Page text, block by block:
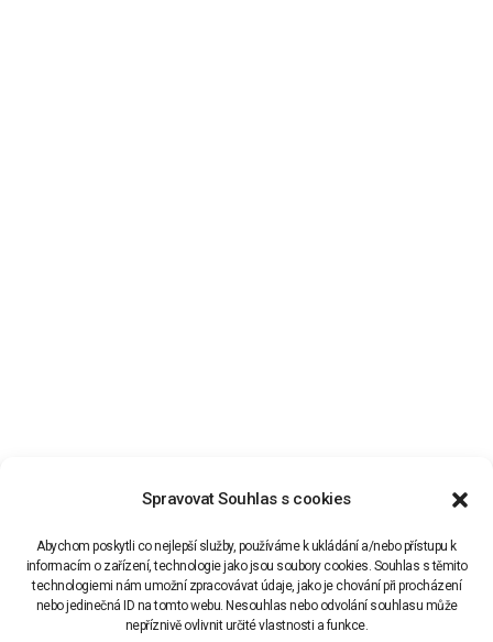
Spravovat Souhlas s cookies
Abychom poskytli co nejlepší služby, používáme k ukládání a/nebo přístupu k
informacím o zařízení, technologie jako jsou soubory cookies. Souhlas s těmito
technologiemi nám umožní zpracovávat údaje, jako je chování při procházení
nebo jedinečná ID na tomto webu. Nesouhlas nebo odvolání souhlasu může
nepříznivě ovlivnit určité vlastnosti a funkce.